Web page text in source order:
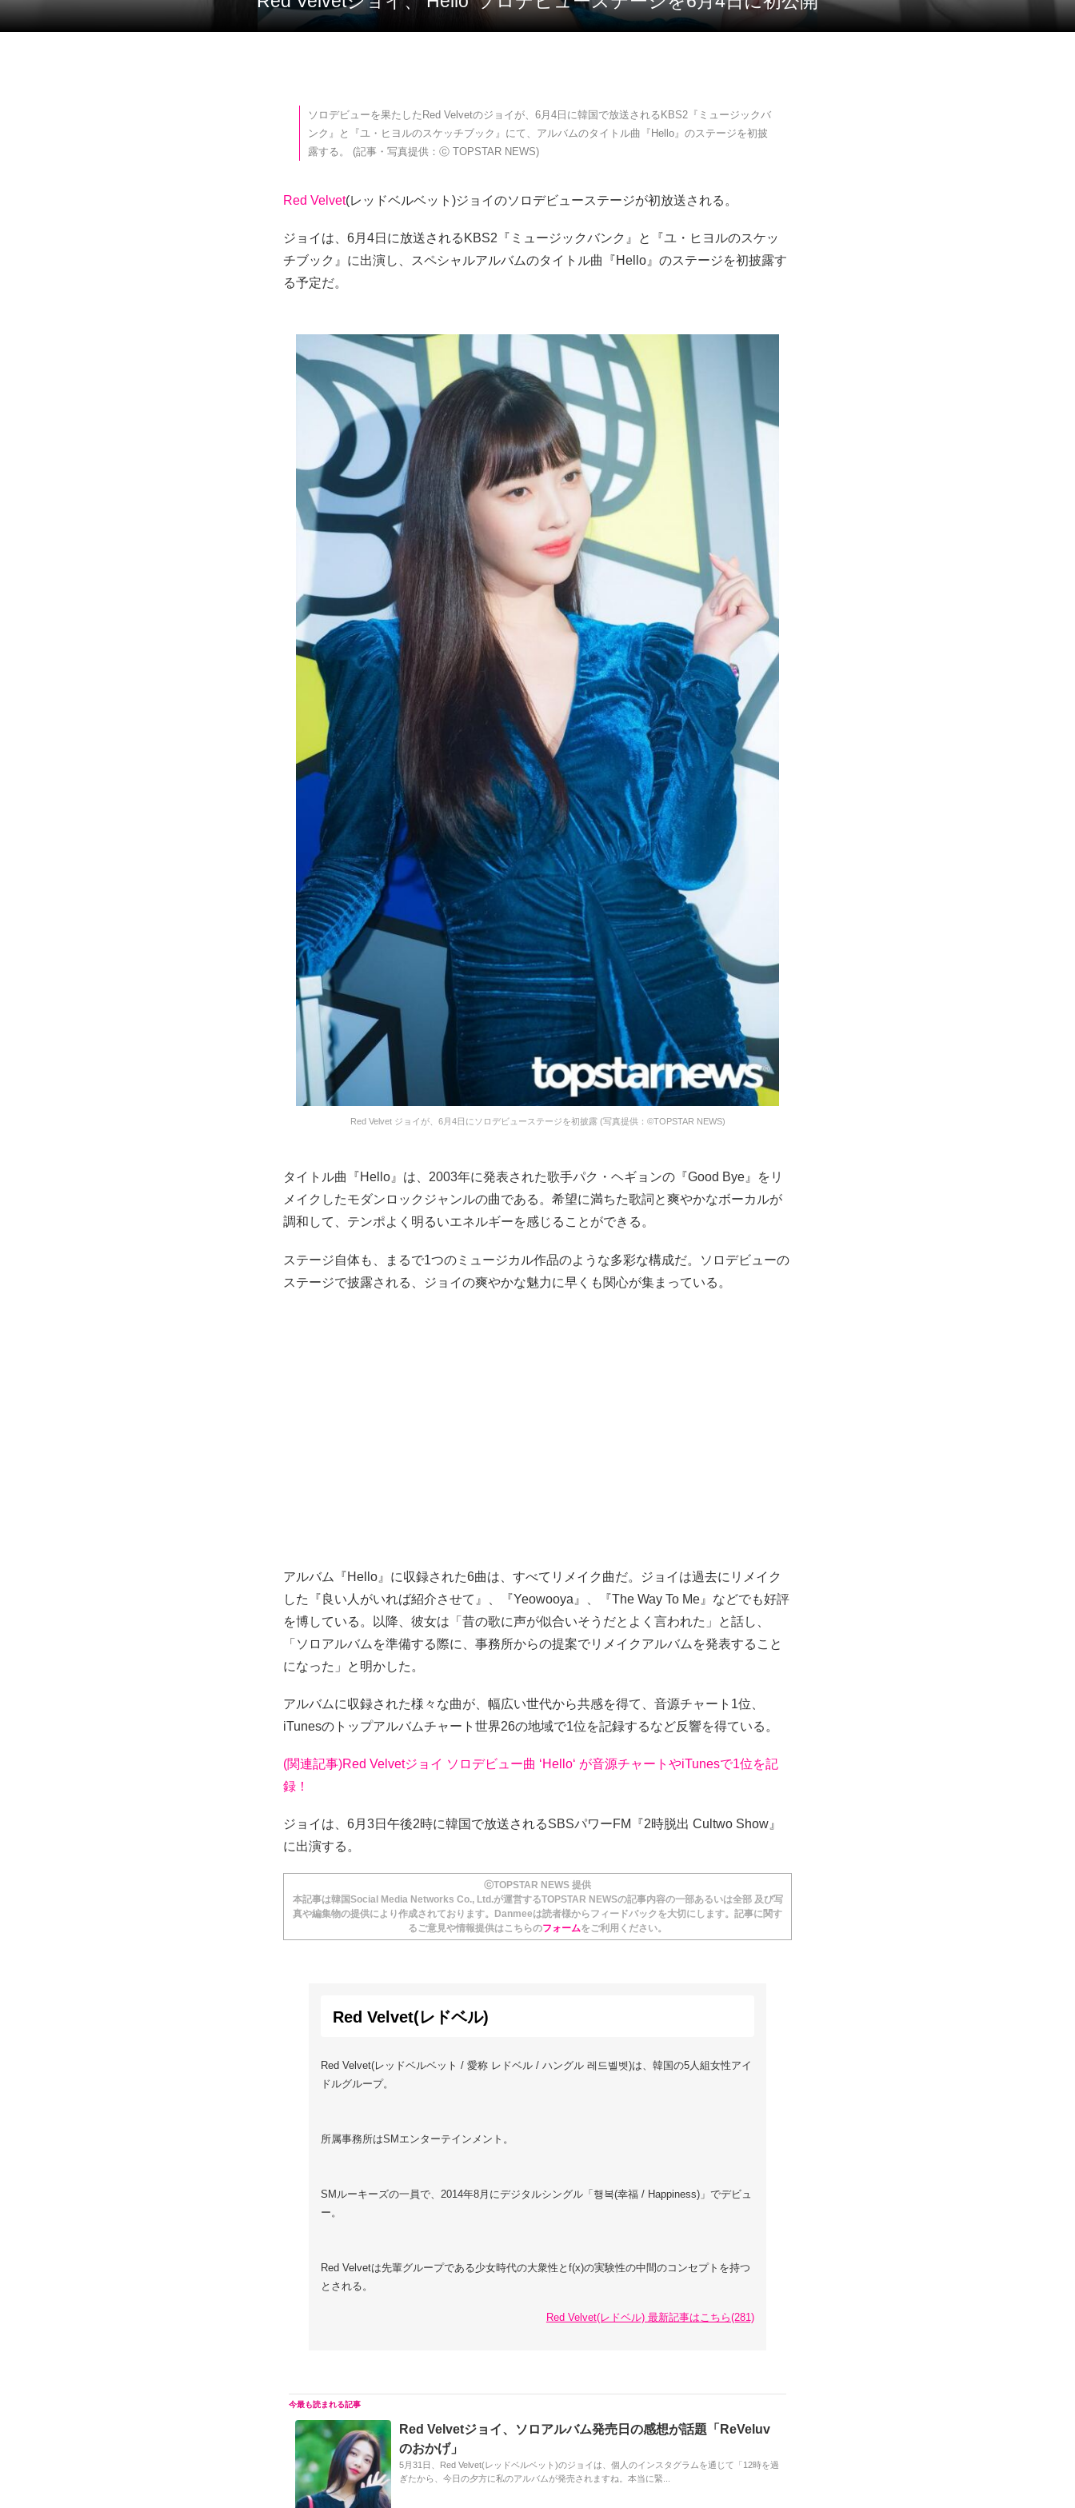
ソロデビューを果たしたRed Velvetのジョイが、6月4日に韓国で放送されるKBS2『ミュージックバ
ンク』と『ユ・ヒヨルのスケッチブック』にて、アルバムのタイトル曲『Hello』のステージを初披
露する。 (記事・写真提供：ⓒ TOPSTAR NEWS)
Red Velvet(レッドベルベット)ジョイのソロデビューステージが初放送される。
ジョイは、6月4日に放送されるKBS2『ミュージックバンク』と『ユ・ヒヨルのスケッ
チブック』に出演し、スペシャルアルバムのタイトル曲『Hello』のステージを初披露す
る予定だ。
Red Velvet ジョイが、6月4日にソロデビューステージを初披露 (写真提供：©TOPSTAR NEWS)
タイトル曲『Hello』は、2003年に発表された歌手パク・ヘギョンの『Good Bye』をリ
メイクしたモダンロックジャンルの曲である。希望に満ちた歌詞と爽やかなボーカルが
調和して、テンポよく明るいエネルギーを感じることができる。
ステージ自体も、まるで1つのミュージカル作品のような多彩な構成だ。ソロデビューの
ステージで披露される、ジョイの爽やかな魅力に早くも関心が集まっている。
アルバム『Hello』に収録された6曲は、すべてリメイク曲だ。ジョイは過去にリメイク
した『良い人がいれば紹介させて』、『Yeowooya』、『The Way To Me』などでも好評
を博している。以降、彼女は「昔の歌に声が似合いそうだとよく言われた」と話し、
「ソロアルバムを準備する際に、事務所からの提案でリメイクアルバムを発表すること
になった」と明かした。
アルバムに収録された様々な曲が、幅広い世代から共感を得て、音源チャート1位、
iTunesのトップアルバムチャート世界26の地域で1位を記録するなど反響を得ている。
(関連記事)Red Velvetジョイ ソロデビュー曲 ‘Hello‘ が音源チャートやiTunesで1位を記
録！
ジョイは、6月3日午後2時に韓国で放送されるSBSパワーFM『2時脱出 Cultwo Show』
に出演する。
ⓒTOPSTAR NEWS 提供
本記事は韓国Social Media Networks Co., Ltd.が運営するTOPSTAR NEWSの記事内容の一部あるいは全部 及び写
真や編集物の提供により作成されております。Danmeeは読者様からフィードバックを大切にします。記事に関す
るご意見や情報提供はこちらのフォームをご利用ください。
Red Velvet(レドベル)
Red Velvet(レッドベルベット / 愛称 レドベル / ハングル 레드벨벳)は、韓国の5人組女性アイ
ドルグループ。
所属事務所はSMエンターテインメント。
SMルーキーズの一員で、2014年8月にデジタルシングル「행복(幸福 / Happiness)」でデビュ
ー。
Red Velvetは先輩グループである少女時代の大衆性とf(x)の実験性の中間のコンセプトを持つ
とされる。
Red Velvet(レドベル) 最新記事はこちら(281)
Red Velvetジョイ、ソロアルバム発売日の感想が話題「ReVeluv
のおかげ」
5月31日、Red Velvet(レッドベルベット)のジョイは、個人のインスタグラムを通じて「12時を過
ぎたから、今日の夕方に私のアルバムが発売されますね。本当に緊...